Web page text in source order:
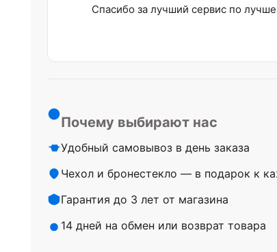
Спасибо за лучший сервис по
Почему выбирают нас
Удобный самовывоз в день заказа
Чехол и бронестекло — в подарок к
Гарантия до 3 лет от магазина
14 дней на обмен или возврат товара